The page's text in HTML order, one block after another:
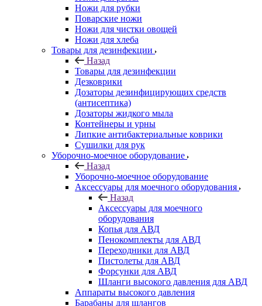
Ножи для рубки
Поварские ножи
Ножи для чистки овощей
Ножи для хлеба
Товары для дезинфекции
Назад
Товары для дезинфекции
Дезковрики
Дозаторы дезинфицирующих средств
(антисептика)
Дозаторы жидкого мыла
Контейнеры и урны
Липкие антибактериальные коврики
Сушилки для рук
Уборочно-моечное оборудование
Назад
Уборочно-моечное оборудование
Аксессуары для моечного оборудования
Назад
Аксессуары для моечного
оборудования
Копья для АВД
Пенокомплекты для АВД
Переходники для АВД
Пистолеты для АВД
Форсунки для АВД
Шланги высокого давления для АВД
Аппараты высокого давления
Барабаны для шлангов